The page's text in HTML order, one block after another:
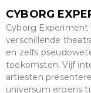
CYBORG
Cyborg
verschillende
en zelfs
toekomsten. Vijf
artiesten
universum ergens